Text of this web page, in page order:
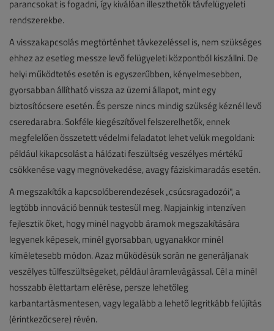
parancsokat is fogadni, így kiválóan illeszthetők távfelügyeleti
rendszerekbe.
A visszakapcsolás megtörténhet távkezeléssel is, nem szükséges
ehhez az esetleg messze levő felügyeleti központból kiszállni. De
helyi működtetés esetén is egyszerűbben, kényelmesebben,
gyorsabban állítható vissza az üzemi állapot, mint egy
biztosítócsere esetén. És persze nincs mindig szükség kéznél levő
cseredarabra. Sokféle kiegészítővel felszerelhetők, ennek
megfelelően összetett védelmi feladatot lehet velük megoldani:
például kikapcsolást a hálózati feszültség veszélyes mértékű
csökkenése vagy megnövekedése, avagy fáziskimaradás esetén.
A megszakítók a kapcsolóberendezések „csúcsragadozói", a
legtöbb innováció bennük testesül meg. Napjainkig intenzíven
fejlesztik őket, hogy minél nagyobb áramok megszakítására
legyenek képesek, minél gyorsabban, ugyanakkor minél
kíméletesebb módon. Azaz működésük során ne generáljanak
veszélyes túlfeszültségeket, például áramlevágással. Cél a minél
hosszabb élettartam elérése, persze lehetőleg
karbantartásmentesen, vagy legalább a lehető legritkább felújítás
(érintkezőcsere) révén.